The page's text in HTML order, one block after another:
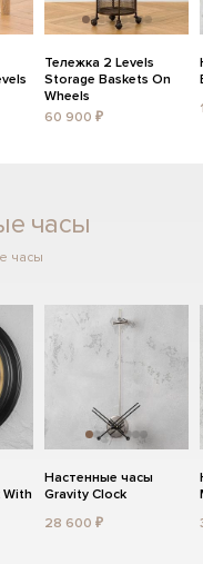
Тележка 2 Levels
Storage Baskets On
Wheels
60 900 ₽
часы
часы
With
Настенные часы
Gravity Clock
28 600 ₽